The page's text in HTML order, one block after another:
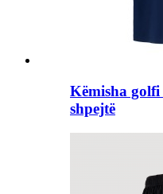
Këmisha
shpejtë